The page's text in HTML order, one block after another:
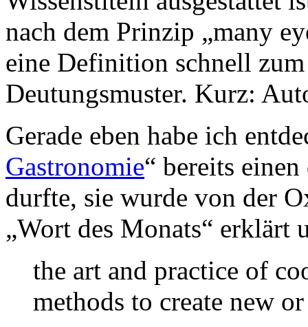
nach dem Prinzip „many
eine Definition schnell
Deutungsmuster. Kurz:
Gerade eben habe ich
Gastronomie“ bereits
durfte, sie wurde von der
„Wort des Monats“ erklärt
the art and practice of
methods to create new